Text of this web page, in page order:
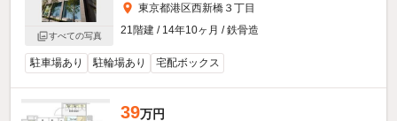
すべての写真
東京都港区西新橋３丁目
21階建 / 14年10ヶ月 / 鉄骨造
駐車場あり 駐輪場あり 宅配ボックス
39万円